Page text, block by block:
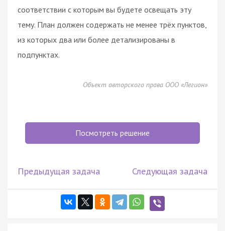
соответствии с которым вы будете освещать эту
тему. План должен содержать не менее трёх пунктов,
из которых два или более детализированы в
подпунктах.
Объект авторского права ООО «Легион»
Посмотреть решение
Предыдущая задача Следующая задача